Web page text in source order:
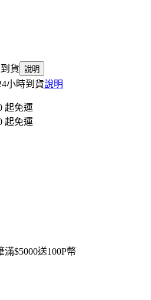
貨 說明
小時到貨說明
起免運
起免運
滿$5000送100P幣